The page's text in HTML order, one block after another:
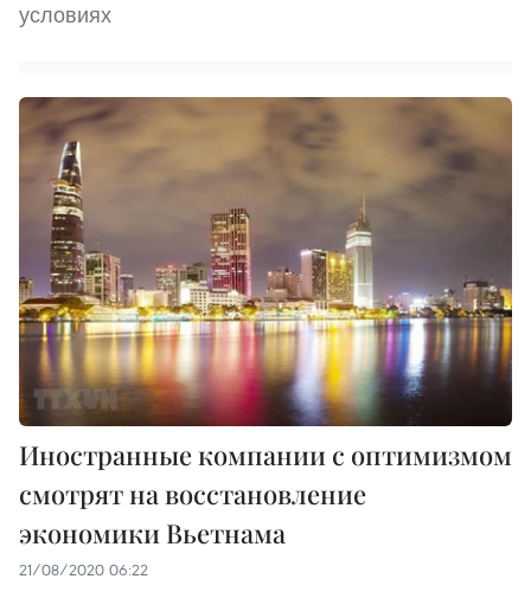
условиях
Иностранные компании с оптимизмом
смотрят на восстановление
экономики Вьетнама
21/08/2020 06:22